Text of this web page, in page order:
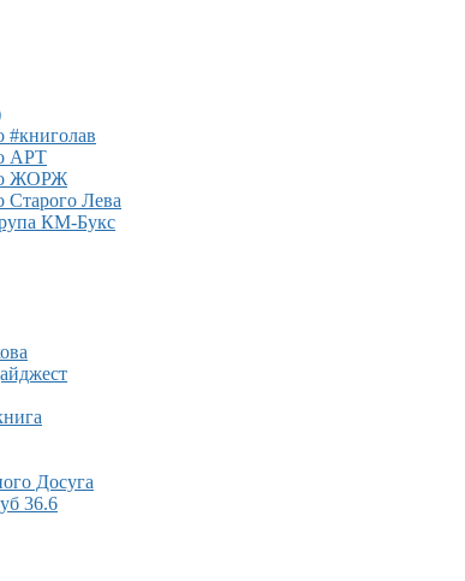
#книголав
АРТ
ЖОРЖ
Старого Лева
КМ-Букс
Досуга
36.6